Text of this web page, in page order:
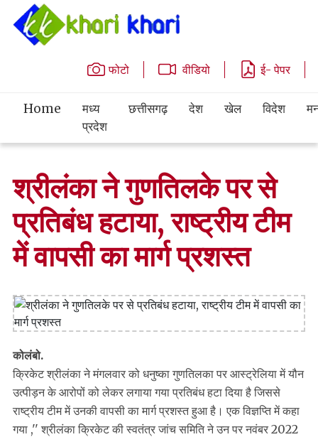
फोटो वीडियो ई- पेपर
Home
मध्य
प्रदेश
छत्तीसगढ़ देश खेल विदेश
श्रीलंका ने गुणतिलके पर से
प्रतिबंध हटाया, राष्ट्रीय टीम
में वापसी का मार्ग प्रशस्त
कोलंबो.
क्रिकेट श्रीलंका ने मंगलवार को धनुष्का गुणतिलका पर आस्ट्रेलिया में यौन
उत्पीड़न के आरोपों को लेकर लगाया गया प्रतिबंध हटा दिया है जिससे
राष्ट्रीय टीम में उनकी वापसी का मार्ग प्रशस्त हुआ है। एक विज्ञप्ति में कहा
गया ,'' श्रीलंका क्रिकेट की स्वतंत्र जांच समिति ने उन पर नवंबर 2022